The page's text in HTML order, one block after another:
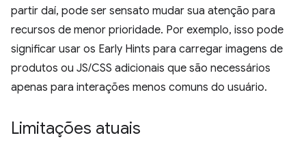
partir daí, pode ser sensato mudar sua atenção para
recursos de menor prioridade. Por exemplo, isso pode
significar usar os Early Hints para carregar imagens de
produtos ou JS/CSS adicionais que são necessários
apenas para interações menos comuns do usuário.
Limitações atuais